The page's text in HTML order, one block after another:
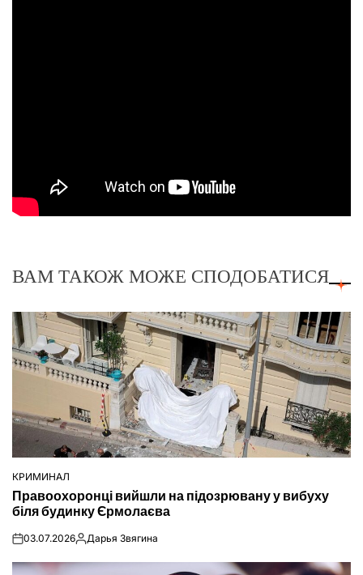
ВАМ ТАКОЖ МОЖЕ СПОДОБАТИСЯ
ОПУБЛІКУВАТИ
КРИМИНАЛ
Правоохоронці вийшли на підозрювану у вибуху
біля будинку Єрмолаєва
on03.07.2026Опубліковано
Дарья Звягина